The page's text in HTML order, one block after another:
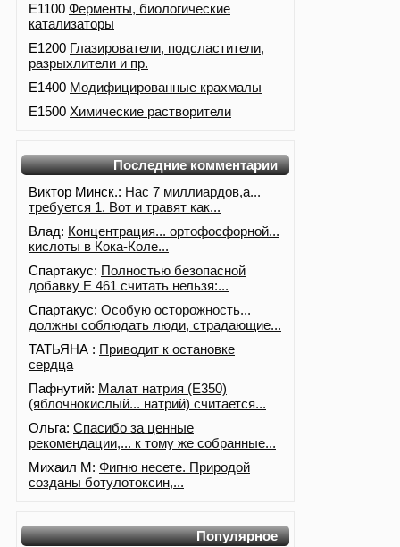
E1100 Ферменты, биологические
катализаторы
E1200 Глазирователи, подсластители,
разрыхлители и пр.
E1400 Модифицированные крахмалы
E1500 Химические растворители
Последние комментарии
Виктор Минск.: Нас 7 миллиардов,а...
требуется 1. Вот и травят как...
Влад: Концентрация... ортофосфорной...
кислоты в Кока-Коле...
Спартакус: Полностью безопасной
добавку Е 461 считать нельзя:...
Спартакус: Особую осторожность...
должны соблюдать люди, страдающие...
ТАТЬЯНА : Приводит к остановке
сердца
Пафнутий: Малат натрия (E350)
(яблочнокислый... натрий) считается...
Ольга: Спасибо за ценные
рекомендации,... к тому же собранные...
Михаил М: Фигню несете. Природой
созданы ботулотоксин,...
Популярное